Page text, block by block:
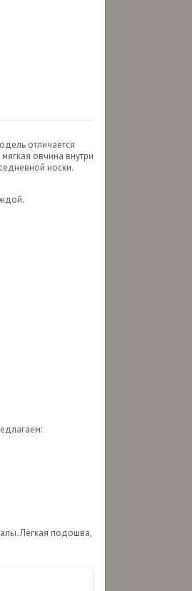
отличается
овчина внутри
носки.
Лёгкая подошва,